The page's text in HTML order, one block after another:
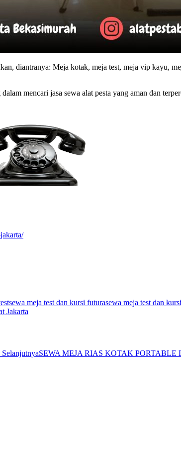
diantranya: Meja kotak, meja test, meja vip kayu,
mencari jasa sewa alat pesta yang aman dan
sewa meja test dan kursi futurasewa meja test dan
Jakarta
SEWA MEJA RIAS KOTAK